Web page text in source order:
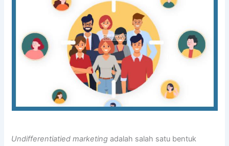
Undifferentiatied marketing adalah salah satu bentuk